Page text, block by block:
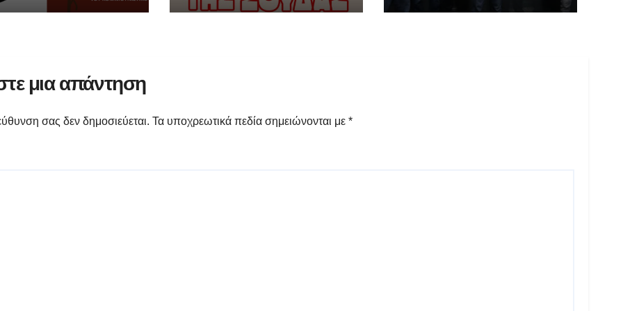
ΣΥΝΤΡΟΦΩΝ ΜΑΣ
μια απάντηση
σας δεν δημοσιεύεται. Τα υποχρεωτικά πεδία σημειώνονται με *